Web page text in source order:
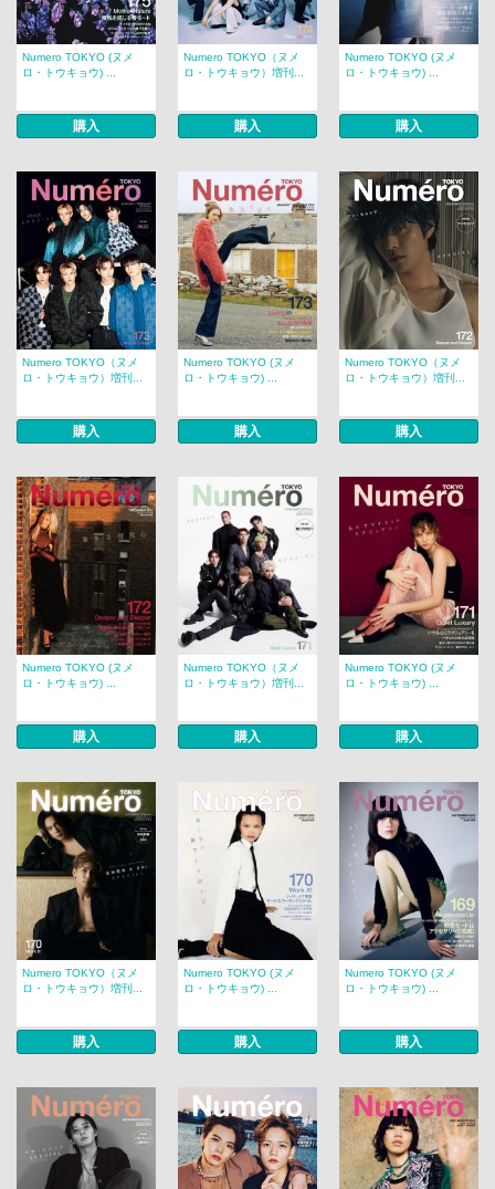
Numero TOKYO (ヌメ
ロ・トウキョウ) ...
購入
Numero TOKYO（ヌメ
ロ・トウキョウ）増刊...
購入
Numero TOKYO (ヌメ
ロ・トウキョウ) ...
購入
Numero TOKYO（ヌメ
ロ・トウキョウ）増刊...
購入
Numero TOKYO (ヌメ
ロ・トウキョウ) ...
購入
Numero TOKYO（ヌメ
ロ・トウキョウ）増刊...
購入
Numero TOKYO (ヌメ
ロ・トウキョウ) ...
購入
Numero TOKYO（ヌメ
ロ・トウキョウ）増刊...
購入
Numero TOKYO (ヌメ
ロ・トウキョウ) ...
購入
Numero TOKYO（ヌメ
ロ・トウキョウ）増刊...
購入
Numero TOKYO (ヌメ
ロ・トウキョウ) ...
購入
Numero TOKYO (ヌメ
ロ・トウキョウ) ...
購入